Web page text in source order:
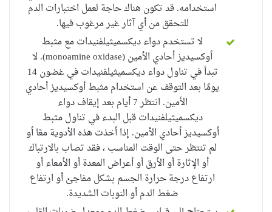
استخدامه.قد تكون هناك حاجة لعمل اختبارات الدم
للتحقق من أي آثار غير مرغوب فيها.
لا تستخدمدواء ديكسميثيلفنيداتمع مثبط
أوكسيديز أحادي الأمين (monoamine oxidase).
لا
تبدأ في تناول دواء ديكسميثيلفنيدات في غضون 14
يومًا بعد التوقف عن استخدام مثبط أوكسيديز أحادي
الأمين.
انتظر 7 أيام بعد إيقاف دواء
ديكسميثيلفنيدات قبل البدء في تناول مثبط
أوكسيديز أحادي الأمين. إذا أخذت هذه الأدوية معًا أو
لم تنتظر حتى الوقت المناسب ، فقد تصاب بالارتباك
أو الإثارة أو الأرق أو أعراض المعدة أو الأمعاء أو
ارتفاع درجة حرارة الجسم بشكل مفاجئ أو ارتفاع
ضغط الدم أو النوبات الشديدة.